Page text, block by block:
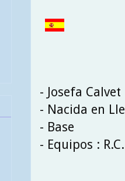
- Josefa
- Nacida en
- Base
- Equipos :